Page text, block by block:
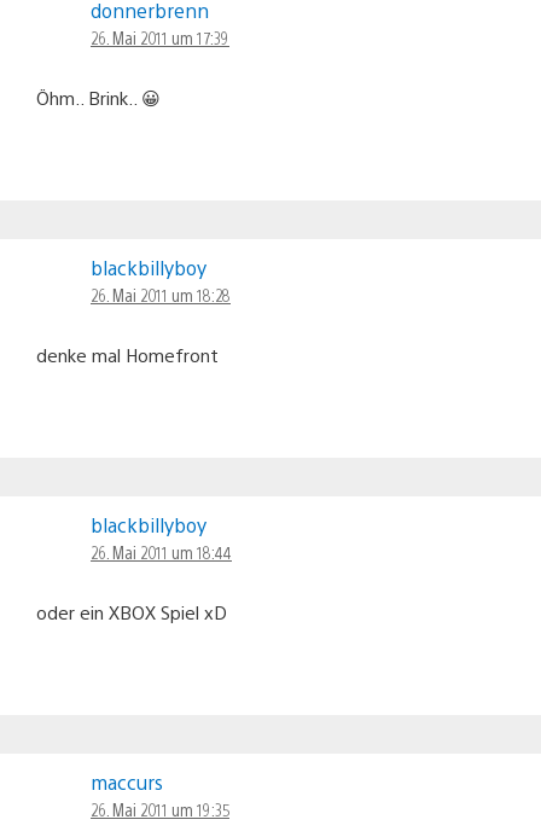
donnerbrenn
26. Mai 2011 um 17:39
Öhm.. Brink.. 😀
blackbillyboy
26. Mai 2011 um 18:28
denke mal Homefront
blackbillyboy
26. Mai 2011 um 18:44
oder ein XBOX Spiel xD
maccurs
26. Mai 2011 um 19:35